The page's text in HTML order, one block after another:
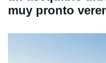
muy pronto